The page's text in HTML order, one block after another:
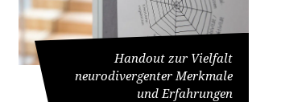
Handout zur Vielfalt
neurodivergenter Merkmale
und Erfahrungen